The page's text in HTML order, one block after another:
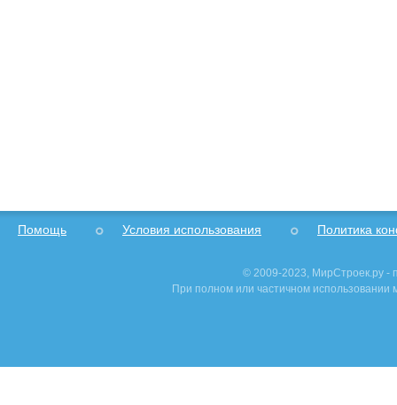
Помощь Условия использования Политика
© 2009-2023, МирСтроек.ру -
При полном или частичном использовании